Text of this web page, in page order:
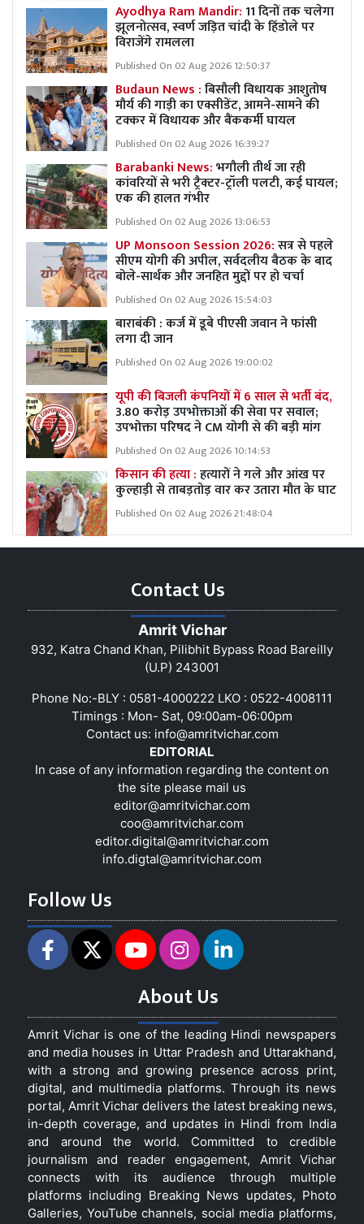
Ayodhya Ram Mandir:11 दिनों तक चलेगा
झूलनोत्सव, स्वर्ण जड़ित चांदी के हिंडोले पर
विराजेंगे रामलला
Published On 02 Aug 2026 12:50:37
Budaun News :बिसौली विधायक आशुतोष
मौर्य की गाड़ी का एक्सीडेंट, आमने-सामने की
टक्कर में विधायक और बैंककर्मी घायल
Published On 02 Aug 2026 16:39:27
Barabanki News:भगौली तीर्थ जा रही
कांवरियों से भरी ट्रैक्टर-ट्रॉली पलटी, कई घायल;
एक की हालत गंभीर
Published On 02 Aug 2026 13:06:53
UP Monsoon Session 2026:सत्र से पहले
सीएम योगी की अपील, सर्वदलीय बैठक के बाद
बोले-सार्थक और जनहित मुद्दों पर हो चर्चा
Published On 02 Aug 2026 15:54:03
बाराबंकी : कर्ज में डूबे पीएसी जवान ने फांसी
लगा दी जान
Published On 02 Aug 2026 19:00:02
यूपी की बिजली कंपनियों में 6 साल से भर्ती बंद,
3.80 करोड़ उपभोक्ताओं की सेवा पर सवाल;
उपभोक्ता परिषद ने CM योगी से की बड़ी मांग
Published On 02 Aug 2026 10:14:53
किसान की हत्या :हत्यारों ने गले और आंख पर
कुल्हाड़ी से ताबड़तोड़ वार कर उतारा मौत के घाट
Published On 02 Aug 2026 21:48:04
Contact Us
Amrit Vichar
932, Katra Chand Khan, Pilibhit Bypass Road Bareilly
(U.P) 243001
Phone No:-BLY : 0581-4000222 LKO : 0522-4008111
Timings : Mon- Sat, 09:00am-06:00pm
Contact us: info@amritvichar.com
EDITORIAL
In case of any information regarding the content on
the site please mail us
editor@amritvichar.com
coo@amritvichar.com
editor.digital@amritvichar.com
info.digtal@amritvichar.com
Follow Us
About Us
Amrit Vichar is one of the leading Hindi newspapers
and media houses in Uttar Pradesh and Uttarakhand,
with a strong and growing presence across print,
digital, and multimedia platforms. Through its news
portal, Amrit Vichar delivers the latest breaking news,
in-depth coverage, and updates in Hindi from India
and around the world. Committed to credible
journalism and reader engagement, Amrit Vichar
connects with its audience through multiple
platforms including Breaking News updates, Photo
Galleries, YouTube channels, social media platforms,